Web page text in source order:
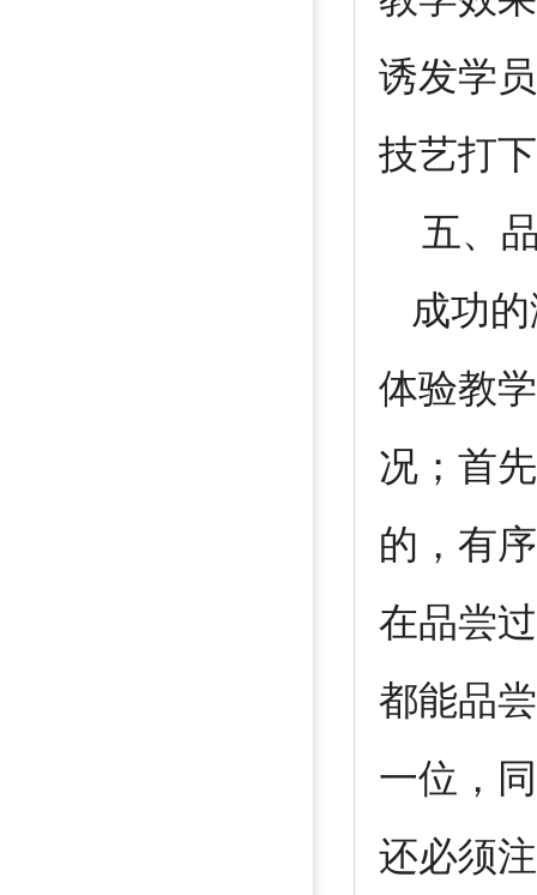
诱发学
技艺打
五、品
成功的
体验教
况；首
的，有
在品尝
都能品
一位，
还必须